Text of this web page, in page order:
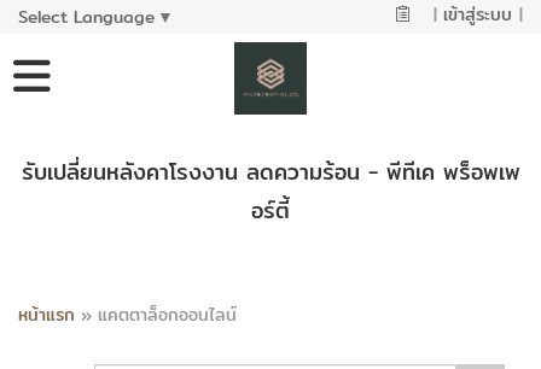
Select Language ▼ | เข้าสู่ระบบ |
รับเปลี่ยนหลังคาโรงงาน ลดความร้อน - พีทีเค พร็อพเพ
อร์ตี้
หน้าแรก » แคตตาล็อกออนไลน์